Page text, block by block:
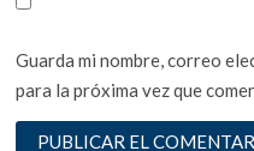
Guarda mi nombre, correo
para la próxima vez que